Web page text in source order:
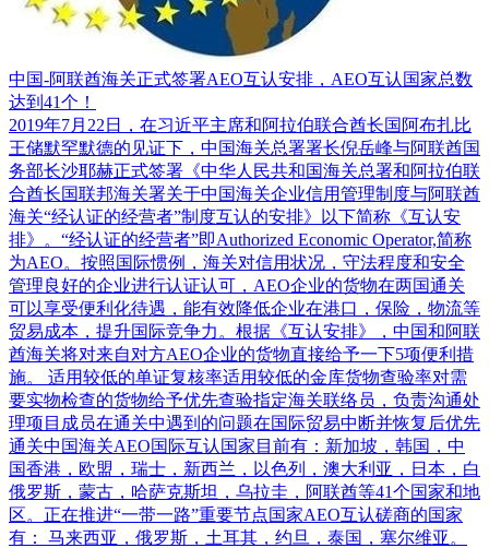
中国-阿联酋海关正式签署AEO互认安排，AEO互认国家总数
达到41个！
2019年7月22日，在习近平主席和阿拉伯联合酋长国阿布扎比
王储默罕默德的见证下，中国海关总署署长倪岳峰与阿联酋国
务部长沙耶赫正式签署《中华人民共和国海关总署和阿拉伯联
合酋长国联邦海关署关于中国海关企业信用管理制度与阿联酋
海关“经认证的经营者”制度互认的安排》以下简称《互认安
排》。“经认证的经营者”即Authorized Economic Operator,简称
为AEO。按照国际惯例，海关对信用状况，守法程度和安全
管理良好的企业进行认证认可，AEO企业的货物在两国通关
可以享受便利化待遇，能有效降低企业在港口，保险，物流等
贸易成本，提升国际竞争力。根据《互认安排》，中国和阿联
酋海关将对来自对方AEO企业的货物直接给予一下5项便利措
施。 适用较低的单证复核率适用较低的金库货物查验率对需
要实物检查的货物给予优先查验指定海关联络员，负责沟通处
理项目成员在通关中遇到的问题在国际贸易中断并恢复后优先
通关中国海关AEO国际互认国家目前有：新加坡，韩国，中
国香港，欧盟，瑞士，新西兰，以色列，澳大利亚，日本，白
俄罗斯，蒙古，哈萨克斯坦，乌拉圭，阿联酋等41个国家和地
区。正在推进“一带一路”重要节点国家AEO互认磋商的国家
有： 马来西亚，俄罗斯，土耳其，约旦，泰国，塞尔维亚。